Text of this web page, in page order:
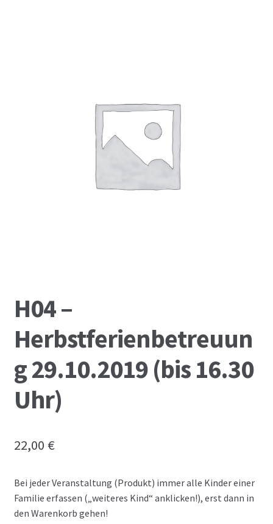
H04 –
Herbstferienbetreuun
g 29.10.2019 (bis 16.30
Uhr)
22,00 €
Bei jeder Veranstaltung (Produkt) immer alle Kinder einer
Familie erfassen („weiteres Kind“ anklicken!), erst dann in
den Warenkorb gehen!